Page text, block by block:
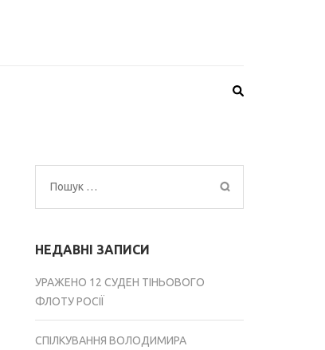
Пошук:
НЕДАВНІ ЗАПИСИ
УРАЖЕНО 12 СУДЕН ТІНЬОВОГО
ФЛОТУ РОСІЇ
СПІЛКУВАННЯ ВОЛОДИМИРА